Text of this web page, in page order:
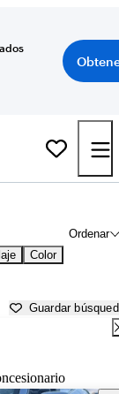
Ordenar
Color
Guardar